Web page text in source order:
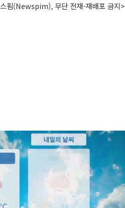
핌(Newspim), 무단 전재-재배포 금지>